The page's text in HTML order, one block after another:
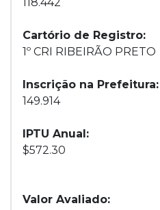
Cartório de Registro:
1º CRI RIBEIRÃO PRETO
Inscrição na Prefeitura:
149.914
IPTU Anual:
$572.30
Valor Avaliado: